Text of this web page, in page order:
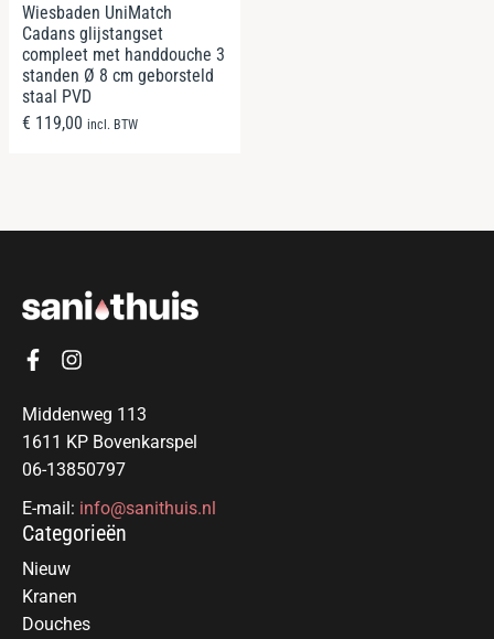
Wiesbaden UniMatch
Cadans glijstangset
compleet met handdouche 3
standen Ø 8 cm geborsteld
staal PVD
€ 119,00 incl. BTW
Middenweg 113
1611 KP Bovenkarspel
06-13850797
E-mail: info@sanithuis.nl
Categorieën
Nieuw
Kranen
Douches